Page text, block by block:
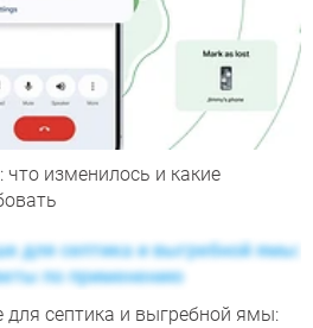
изменилось и какие
для септика и выгребной ямы: